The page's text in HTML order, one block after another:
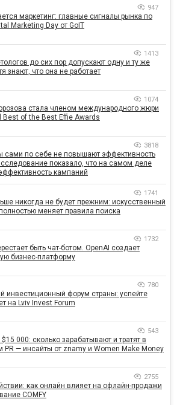
947
маркетинг: главные сигналы рынка по
Marketing Day от GoIT
1413
до сих пор допускают одну и ту же
знают, что она не работает
1074
стала членом международного жюри
Best of the Best Effie Awards
3818
сами по себе не повышают эффективность
показало, что на самом деле
кампаний
1741
никогда не будет прежним: искусственный
меняет правила поиска
1732
быть чат-ботом. OpenAI создает
бизнес-платформу
780
инвестиционный форум страны: успейте
на Lviv Invest Forum
543
000: сколько зарабатывают и тратят в
PR — инсайты от znamy и Women Make Money
2755
как онлайн влияет на офлайн-продажи
COMFY